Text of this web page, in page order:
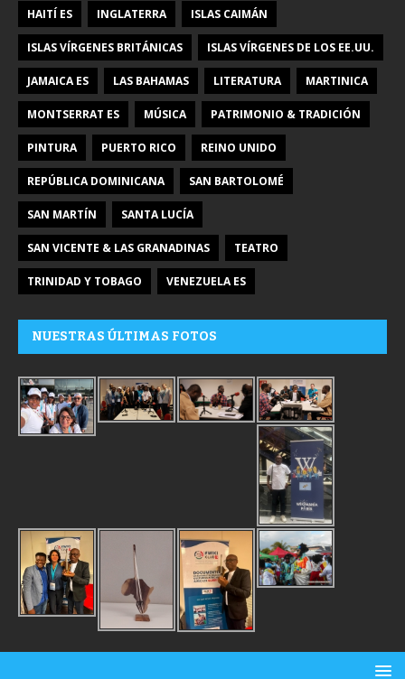
HAITÍ ES INGLATERRA ISLAS CAIMÁN
ISLAS VÍRGENES BRITÁNICAS ISLAS VÍRGENES DE LOS EE.UU.
JAMAICA ES LAS BAHAMAS LITERATURA MARTINICA
MONTSERRAT ES MÚSICA PATRIMONIO & TRADICIÓN
PINTURA PUERTO RICO REINO UNIDO
REPÚBLICA DOMINICANA SAN BARTOLOMÉ
SAN MARTÍN SANTA LUCÍA
SAN VICENTE & LAS GRANADINAS TEATRO
TRINIDAD Y TOBAGO VENEZUELA ES
NUESTRAS ÚLTIMAS FOTOS